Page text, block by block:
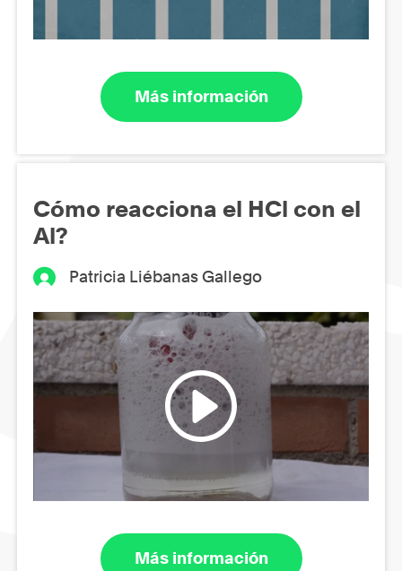
Más información
Cómo reacciona el HCl con el
Al?
Patricia Liébanas Gallego
Más información